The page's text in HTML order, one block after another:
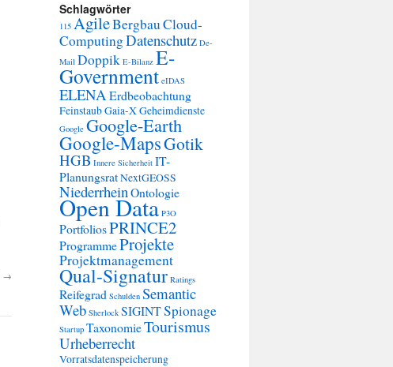
→
Schlagwörter
115 AgileBergbauCloud-
ComputingDatenschutz De-
Mail Doppik E-Bilanz E-
Government eIDAS
ELENAErdbeobachtung
FeinstaubGaia-XGeheimdienste
Google Google-Earth
Google-MapsGotik
HGB Innere Sicherheit IT-
PlanungsratNextGEOSS
NiederrheinOntologie
Open Data P3O
PortfoliosPRINCE2
ProgrammeProjekte
Projektmanagement
Qual-Signatur Ratings
Reifegrad Schulden Semantic
Web Sherlock SIGINTSpionage
Startup TaxonomieTourismus
Urheberrecht
Vorratsdatenspeicherung